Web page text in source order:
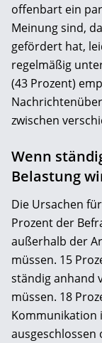
offenbart ein
Meinung sind,
gefördert hat,
regelmäßig
(43 Prozent)
zwischen
Wenn
Belastung
Die Ursachen
Prozent der
außerhalb der
müssen. 15
ständig anhand
müssen. 18
Kommunikation